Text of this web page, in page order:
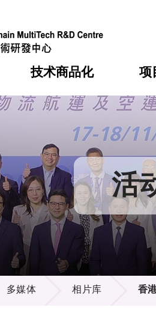
机构简介
组织架构
组织架构
董事局
研究顾问
招标通告
技术商品化
服务
可获授权之技术
应用于公共服务之创新技术
重点项目
项
合作计划
资助计划
资助计划
税务优惠
申请
评审
征求研发项目计划书
项目资料库
活动
奖项
新闻中心
媒体报导
新闻稿
资讯中心
多媒体
出版刊物
会籍及服务
会员列表
会员登入 活
多媒体 相片库 香